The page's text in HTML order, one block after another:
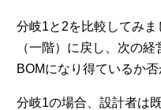
分岐1と2を比較してみ
（一階）に戻し、次の
BOMになり得ているか否
分岐1の場合、設計者は